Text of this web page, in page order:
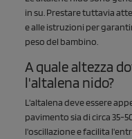
in su. Prestare tuttavia
e alle istruzioni per
peso del bambino.
A quale altezza
l'altalena nido?
L'altalena deve essere
pavimento sia di circa 35-
l'oscillazione e facilita